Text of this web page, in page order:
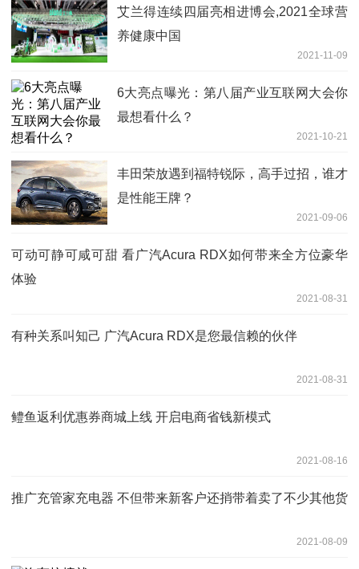
艾兰得连续四届亮相进博会,2021全球营
养健康中国
2021-11-09
6大亮点曝光：第八届产业互联网大会你
最想看什么？
2021-10-21
丰田荣放遇到福特锐际，高手过招，谁才
是性能王牌？
2021-09-06
可动可静可咸可甜 看广汽Acura RDX如何带来全方位豪华
体验
2021-08-31
有种关系叫知己 广汽Acura RDX是您最信赖的伙伴
2021-08-31
鳢鱼返利优惠券商城上线 开启电商省钱新模式
2021-08-16
推广充管家充电器 不但带来新客户还捎带着卖了不少其他货
2021-08-09